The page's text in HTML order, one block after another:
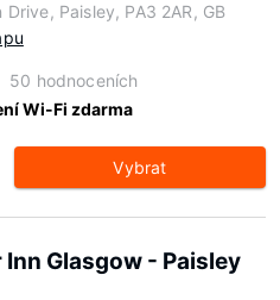
Drive, Paisley, PA3 2AR, GB
50 hodnoceních
Wi-Fi zdarma
Vybrat
Inn Glasgow - Paisley